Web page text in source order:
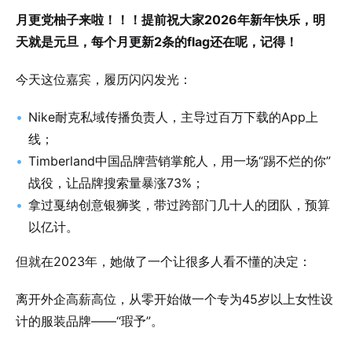
月更党柚子来啦！！！提前祝大家2026年新年快乐，明
天就是元旦，每个月更新2条的flag还在呢，记得！
今天这位嘉宾，履历闪闪发光：
Nike耐克私域传播负责人，主导过百万下载的App上
线；
Timberland中国品牌营销掌舵人，用一场“踢不烂的你”
战役，让品牌搜索量暴涨73%；
拿过戛纳创意银狮奖，带过跨部门几十人的团队，预算
以亿计。
但就在2023年，她做了一个让很多人看不懂的决定：
离开外企高薪高位，从零开始做一个专为45岁以上女性设
计的服装品牌——“瑕予”。